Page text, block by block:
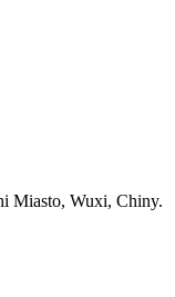
Miasto, Wuxi, Chiny.